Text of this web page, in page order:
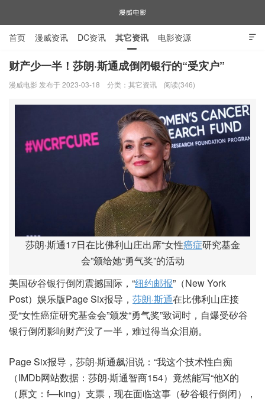

首页 漫威资讯 DC资讯 其它资讯 电影资源
电视剧资源 漫威图片
财产少一半！莎朗·斯通成倒闭银行的“受灾户”
漫威电影 发布于 2023-03-18 分类： 其它资讯 阅读(346)
莎朗·斯通17日在比佛利山庄出席“女性癌症研究基金
会”颁给她“勇气奖”的活动
美国矽谷银行倒闭震撼国际，“纽约邮报”（New York
Post）娱乐版Page Six报导， 莎朗·斯通在比佛利山庄接
受“女性癌症研究基金会”颁发“勇气奖”致词时，自爆受矽谷
银行倒闭影响财产没了一半，难过得当众泪崩。
Page Six报导，莎朗·斯通飙泪说：“我这个技术性白痴
（IMDb网站数据：莎朗·斯通智商154）竟然能写“他X的
（原文：f—king）支票，现在面临这事（矽谷银行倒闭），